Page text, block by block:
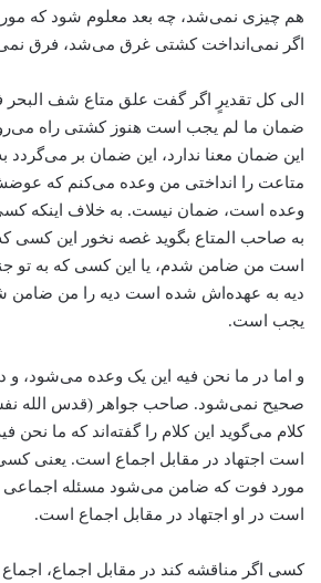
هم چیزی نمی‌شد، چه بعد معلوم شود که
اگر نمی‌انداخت کشتی غرق می‌شد، فرق
الی کل تقدیرٍ اگر گفت علق متاع شف البحر
ضمان ما لم یجب است هنوز کشتی راه
این ضمان معنا ندارد، این ضمان بر می‌گردد
متاعت را انداختی من وعده می‌کنم که عوضش
وعده است، ضمان نیست. به خلاف اینکه کسی
به صاحب المتاع بگوید غصه نخور این کسی
است من ضامن شدم، یا این کسی که به تو
دیه به عهده‌اش شده است دیه را من ضامن
یجب است.
و اما در ما نحن فیه این یک وعده می‌شود،
صحیح نمی‌شود. صاحب جواهر (قدس الله
کلام می‌گوید این کلام را گفته‌اند که ما
است اجتهاد در مقابل اجماع است. یعنی
مورد فوت که ضامن می‌شود مسئله
است در او اجتهاد در مقابل اجماع است.
کسی اگر مناقشه کند در مقابل اجماع،